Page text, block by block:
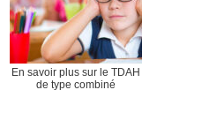
En savoir plus sur le TDAH
de type combiné